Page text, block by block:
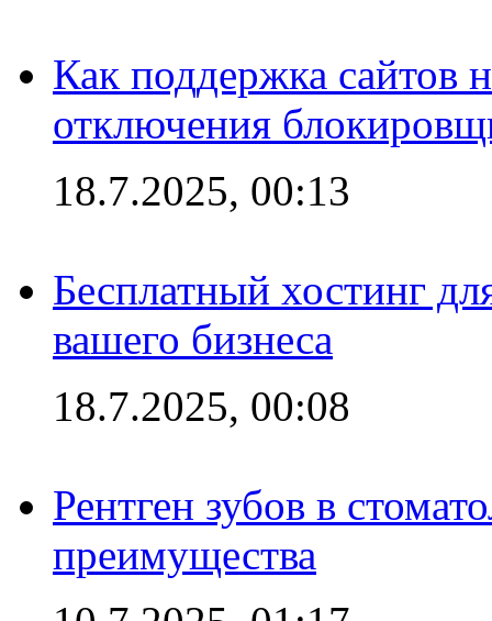
Как поддержка сайтов
отключения
18.7.2025, 00:13
Бесплатный хостинг
вашего бизнеса
18.7.2025, 00:08
Рентген зубов в
преимущества